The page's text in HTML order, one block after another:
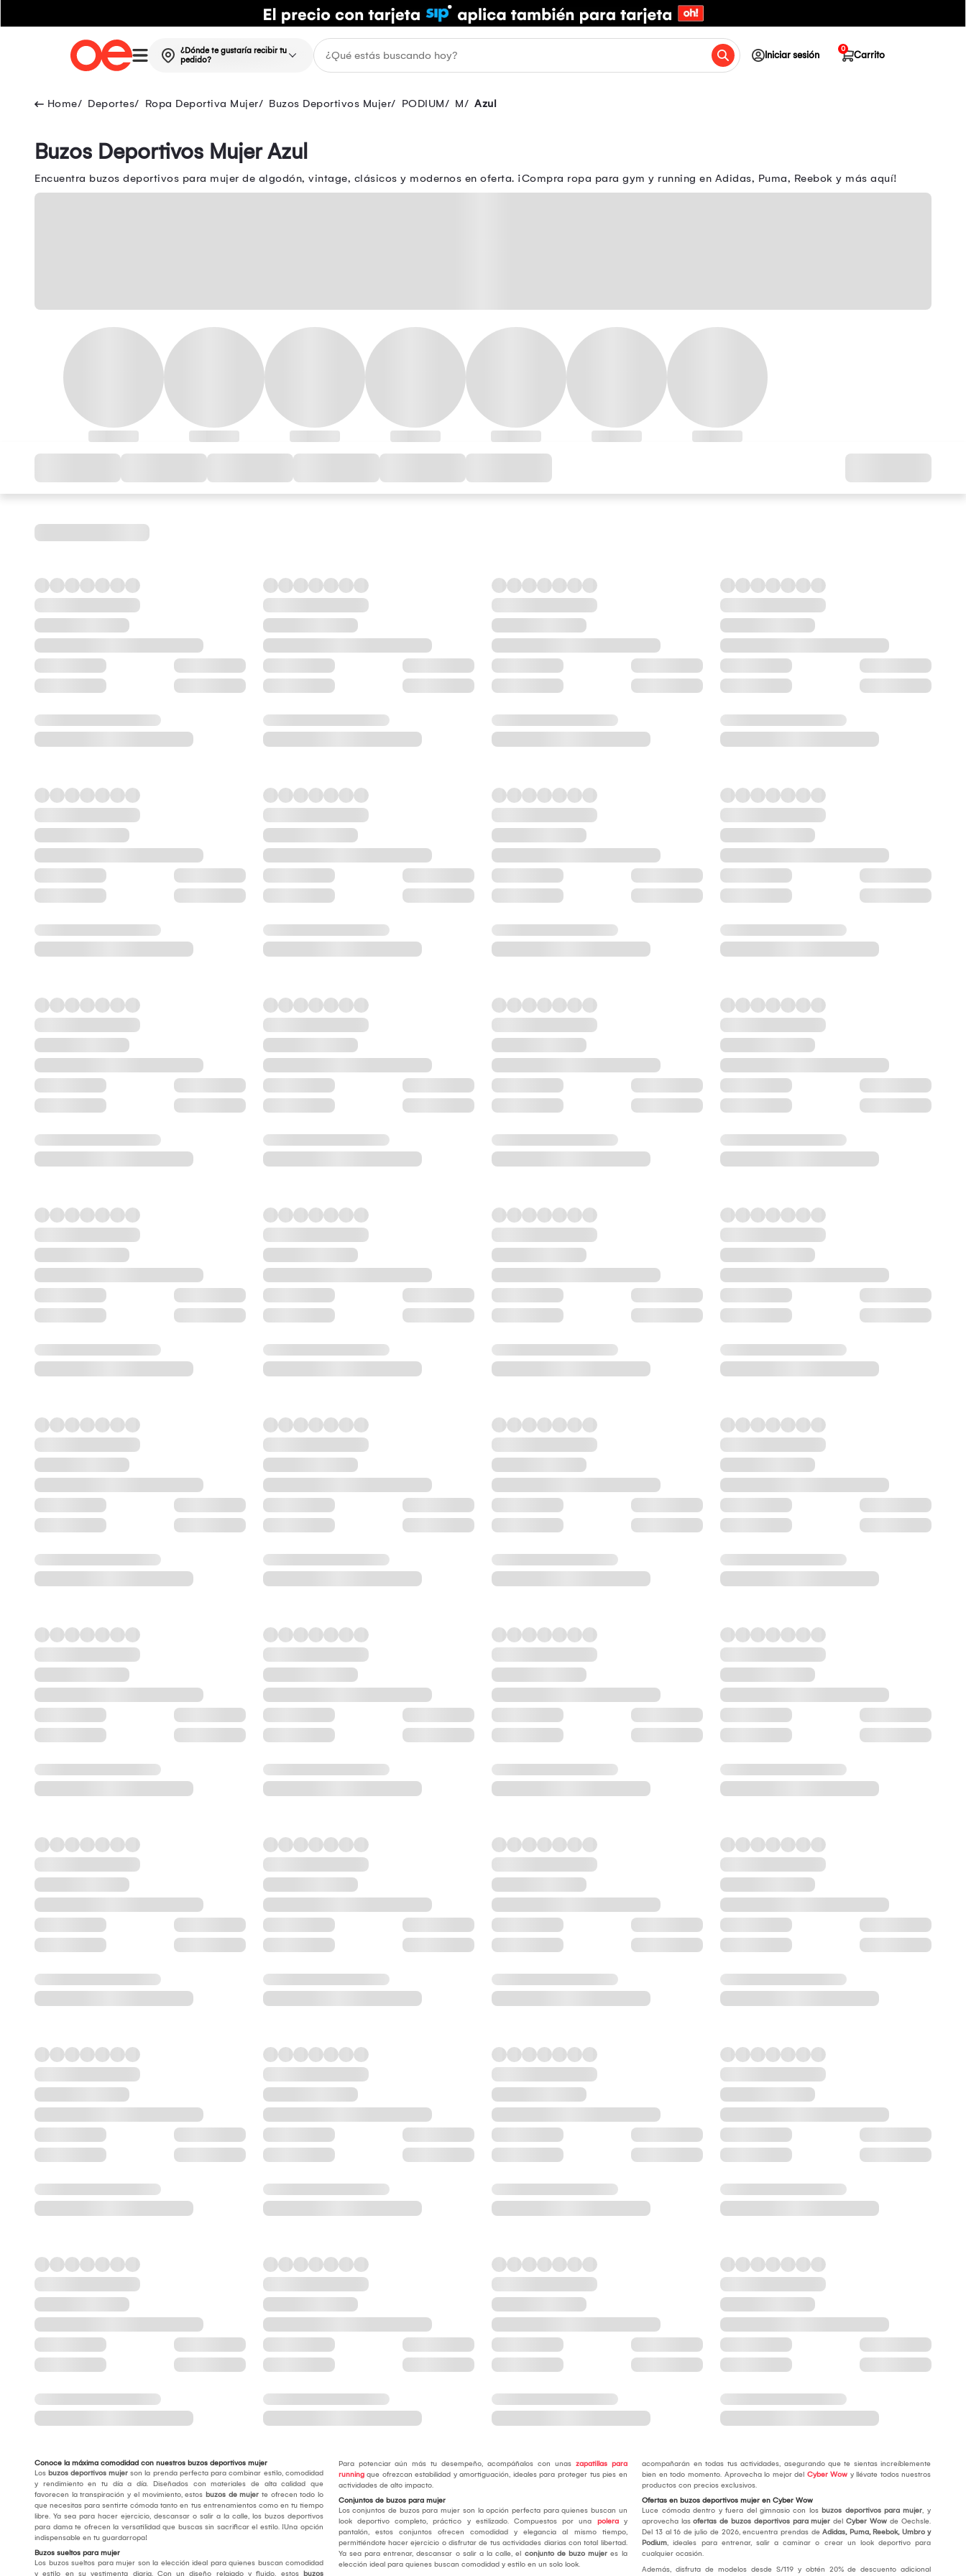
¿Dónde te gustaría recibir tu
pedido?
Iniciar sesión Carrito
0
Deportes Ropa Deportiva Mujer Buzos Deportivos Mujer PODIUM M Azul
Buzos Deportivos Mujer Azul
Encuentra buzos deportivos para mujer de algodón, vintage, clásicos y modernos en oferta. ¡Compra ropa para gym y running en Adidas, Puma, Reebok y más aquí!
Conoce la máxima comodidad con nuestros buzos deportivos mujer
Los buzos deportivos mujer son la prenda perfecta para combinar estilo, comodidad
y rendimiento en tu día a día. Diseñados con materiales de alta calidad que
favorecen la transpiración y el movimiento, estos buzos de mujer te ofrecen todo lo
que necesitas para sentirte cómoda tanto en tus entrenamientos como en tu tiempo
libre. Ya sea para hacer ejercicio, descansar o salir a la calle, los buzos deportivos
para dama te ofrecen la versatilidad que buscas sin sacrificar el estilo. ¡Una opción
indispensable en tu guardarropa!
Buzos sueltos para mujer
Los buzos sueltos para mujer son la elección ideal para quienes buscan comodidad
y estilo en su vestimenta diaria. Con un diseño relajado y fluido, estos
buzos
Para potenciar aún más tu desempeño, acompáñalos con unas zapatillas para
runningque ofrezcan estabilidad y amortiguación, ideales para proteger tus pies en
actividades de alto impacto.
Conjuntos de buzos para mujer
Los conjuntos de buzos para mujer son la opción perfecta para quienes buscan un
look deportivo completo, práctico y estilizado. Compuestos por una poleray
pantalón, estos conjuntos ofrecen comodidad y elegancia al mismo tiempo,
permitiéndote hacer ejercicio o disfrutar de tus actividades diarias con total libertad.
Ya sea para entrenar, descansar o salir a la calle, el conjunto de buzo mujeres la
elección ideal para quienes buscan comodidad y estilo en un solo look.
acompañarán en todas tus actividades, asegurando que te sientas increíblemente
bien en todo momento. Aprovecha lo mejor del Cyber Wow y llévate todos nuestros
productos con precios exclusivos.
Ofertas en buzos deportivos mujer en Cyber Wow
Luce cómoda dentro y fuera del gimnasio con los buzos deportivos para mujer, y
aprovecha lasofertas de buzos deportivos para mujer delCyber Wow de Oechsle.
Del 13 al 16 de julio de 2026, encuentra prendas deAdidas, Puma, Reebok, Umbro y
Podium, ideales para entrenar, salir a caminar o crear un look deportivo para
cualquier ocasión.
Además, disfruta de modelos desde S/119 y obtén 20% de descuento adicional